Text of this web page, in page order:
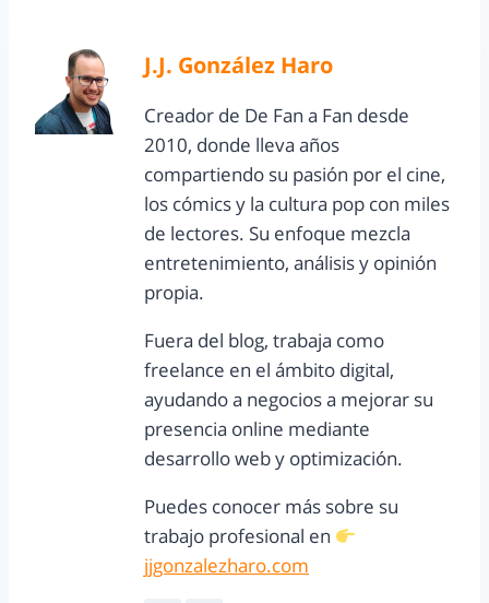
J.J. González Haro
Creador de De Fan a Fan desde
2010, donde lleva años
compartiendo su pasión por el cine,
los cómics y la cultura pop con miles
de lectores. Su enfoque mezcla
entretenimiento, análisis y opinión
propia.
Fuera del blog, trabaja como
freelance en el ámbito digital,
ayudando a negocios a mejorar su
presencia online mediante
desarrollo web y optimización.
Puedes conocer más sobre su
trabajo profesional en
jjgonzalezharo.com